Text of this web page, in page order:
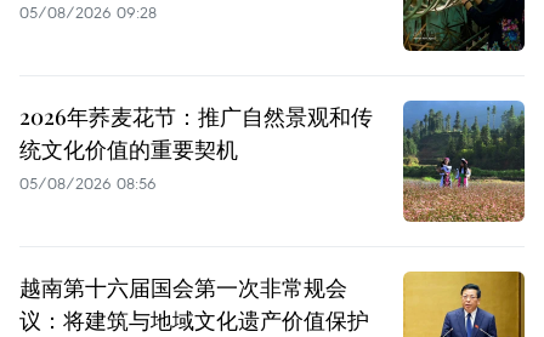
05/08/2026 09:28
2026年荞麦花节：推广自然景观和传
统文化价值的重要契机
05/08/2026 08:56
越南第十六届国会第一次非常规会
议：将建筑与地域文化遗产价值保护